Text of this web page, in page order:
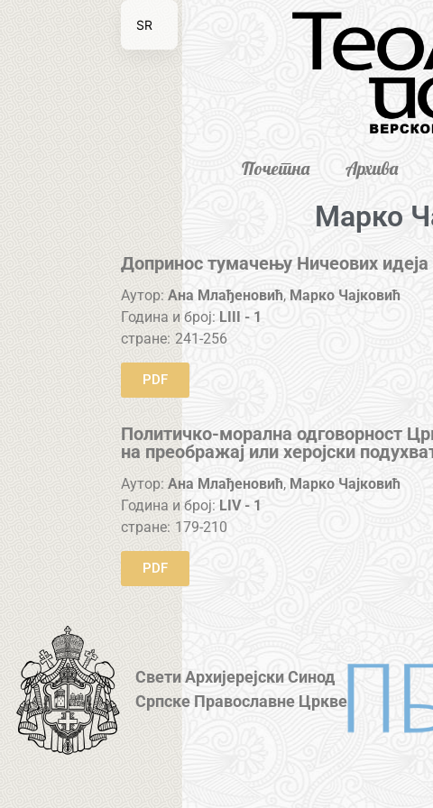
Почетна Архива
Марко
Допринос тумачењу Ничеових идеја
Аутор: Ана Млађеновић, Марко Чајковић
Година и број: LIII - 1
стране: 241-256
PDF
Политичко-морална одговорност
на преображај или херојски
Аутор: Ана Млађеновић, Марко Чајковић
Година и број: LIV - 1
стране: 179-210
PDF
Свети Архијерејски Синод
Српске Православне Цркве
SR
EN